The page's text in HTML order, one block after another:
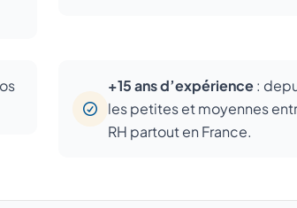
+15 ans d’expérience:
les petites et moyennes
RH partout en France.